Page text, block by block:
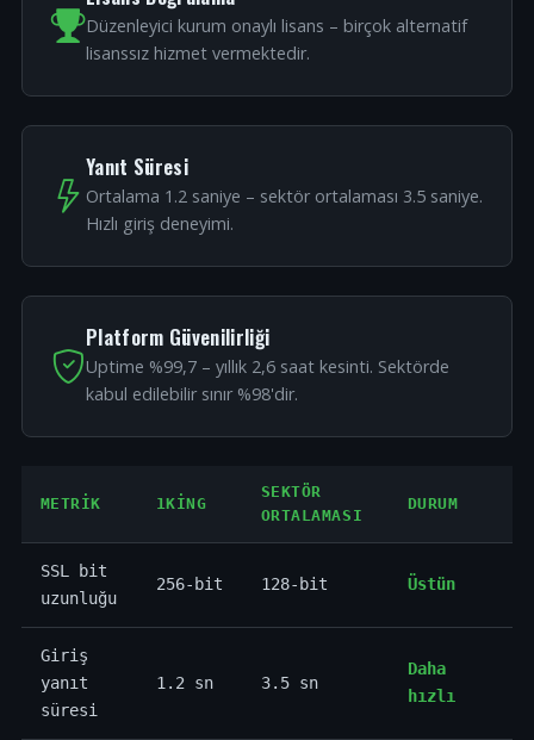
Düzenleyici kurum onaylı lisans – birçok alternatif
lisanssız hizmet vermektedir.
Yanıt Süresi
Ortalama 1.2 saniye – sektör ortalaması 3.5 saniye.
Hızlı giriş deneyimi.
Platform Güvenilirliği
Uptime %99,7 – yıllık 2,6 saat kesinti. Sektörde
kabul edilebilir sınır %98'dir.
METRIK 1KING
SEKTÖR
ORTALAMASI
DURUM
SSL bit
uzunluğu
256-bit 128-bit Üstün
Giriş
yanıt
süresi
1.2 sn 3.5 sn
Daha
hızlı